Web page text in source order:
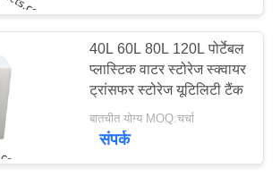
कंटेनर
33
40L 60L 80L 120L पोर्टेबल
प्लास्टिक वाटर स्टोरेज स्क्वायर
ट्रांसफर स्टोरेज यूटिलिटी टैंक
बातचीत योग्य MOQ:चर्चा
संपर्क